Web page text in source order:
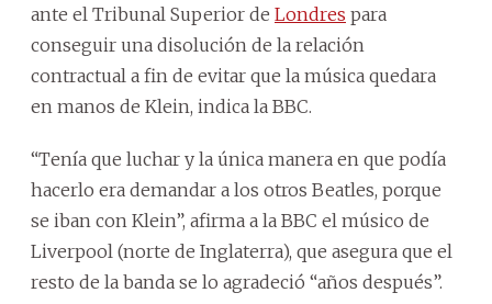
ante el Tribunal Superior de Londres para
conseguir una disolución de la relación
contractual a fin de evitar que la música quedara
en manos de Klein, indica la BBC.
“Tenía que luchar y la única manera en que podía
hacerlo era demandar a los otros Beatles, porque
se iban con Klein”, afirma a la BBC el músico de
Liverpool (norte de Inglaterra), que asegura que el
resto de la banda se lo agradeció “años después”.